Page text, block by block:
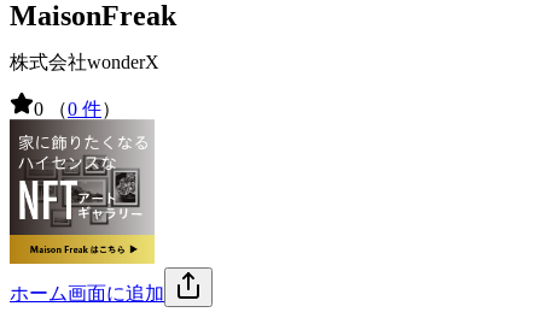
MaisonFreak
株式会社wonderX
0 （0 件）
ホーム画面に追加